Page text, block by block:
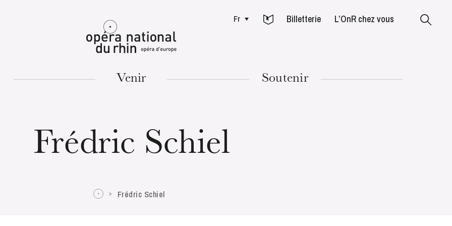
Mulhouse
18
Fr Billetterie L’OnR chez vous
Venir Soutenir
Frédric Schiel
Frédric Schiel